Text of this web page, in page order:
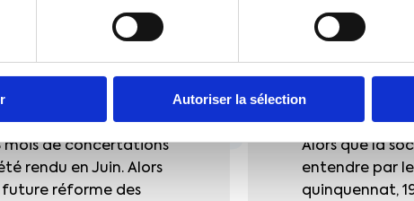
Autoriser la sélection
davantage
mois de concertations
rendu en Juin. Alors
future réforme des
19
écologique
Alors que la
entendre par
quinquennat,